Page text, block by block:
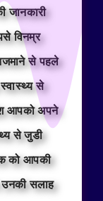
जानकारी
विनम्र
से पहले
से
आपको अपने
से जुडी
को आपकी
उनकी सलाह